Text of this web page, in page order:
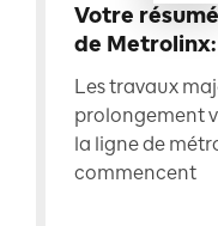
Votre
de
Les travaux
prolongement
la ligne de
commencent